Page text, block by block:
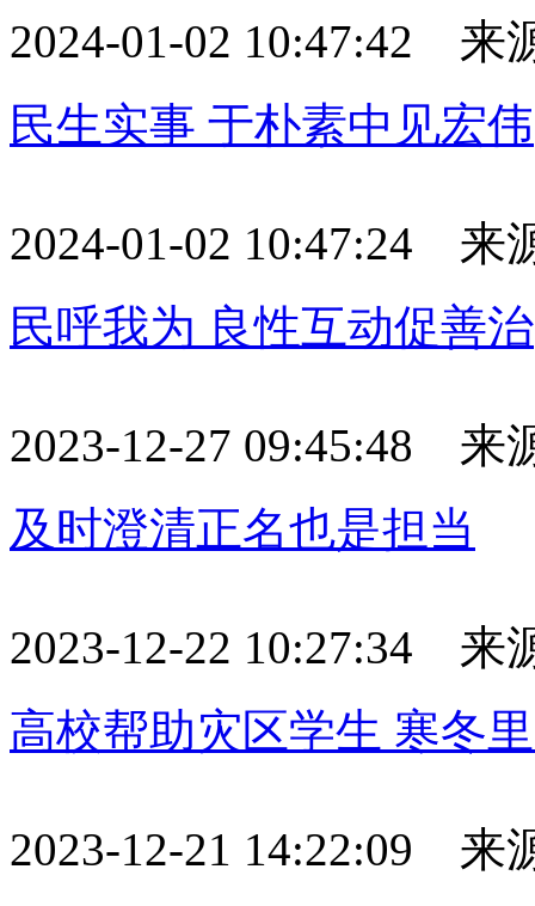
2024-01-02 10:47:42 来
民生实事 于朴素中见宏伟
2024-01-02 10:47:24 来
民呼我为 良性互动促善治
2023-12-27 09:45:48 来
及时澄清正名也是担当
2023-12-22 10:27:34 来
高校帮助灾区学生 寒冬
2023-12-21 14:22:09 来